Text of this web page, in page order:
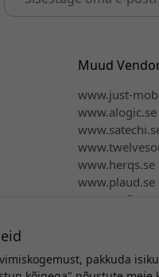
Muud
www.just-
www.alogic.se
www.herqs.se
www.plaud.se
www.myfirst.se
pakkuda